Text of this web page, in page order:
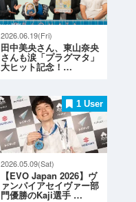
2026.06.19(Fri)
田中美央さん、東山奈央
さんも涙「プラグマタ」
大ヒット記念！…
1 User
2026.05.09(Sat)
【EVO Japan 2026】ヴ
ァンパイアセイヴァー部
門優勝のKaji選手 …